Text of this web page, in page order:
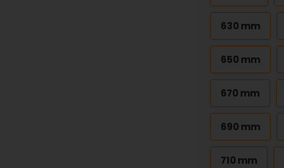
630 mm
650 mm
670 mm
690 mm
710 mm